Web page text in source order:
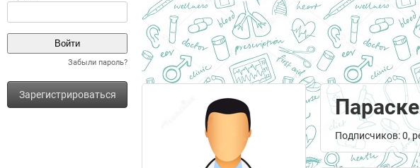
Забыли пароль?
Зарегистрироваться
Подписчиков: 0,